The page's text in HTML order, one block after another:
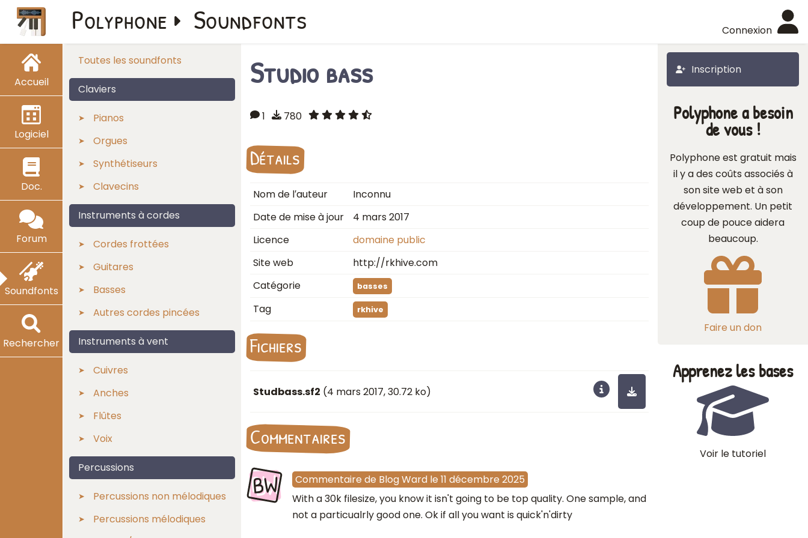
Accueil
Logiciel
Doc.
Forum
Soundfonts
Rechercher
Connexion
Polyphone Soundfonts
Toutes les soundfonts
Claviers
Pianos
Orgues
Synthétiseurs
Clavecins
Instruments à cordes
Cordes frottées
Guitares
Basses
Autres cordes pincées
Instruments à vent
Cuivres
Anches
Flûtes
Voix
Percussions
Percussions non mélodiques
Percussions mélodiques
Inscription
Studio bass
1 780
Détails
Nom de l′auteur
Inconnu
Date de mise à jour
4 mars 2017
Licence
domaine public
Site web
http://rkhive.com
Catégorie
basses
Tag rkhive
Fichiers
Studbass.sf2 (4 mars 2017, 30.72 ko)
Commentaires
BW Commentaire de Blog Ward le 11 décembre 2025
With a 30k filesize, you know it isn't going to be top quality. One sample, and
not a particualrly good one. Ok if all you want is quick'n'dirty
Polyphone a besoin
de vous !
Polyphone est gratuit mais
il y a des coûts associés à
son site web et à son
développement. Un petit
coup de pouce aidera
beaucoup.
Faire un don
Apprenez les bases
Voir le tutoriel